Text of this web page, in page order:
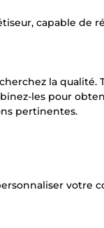
capable de
la qualité.
les pour
pertinentes.
votre